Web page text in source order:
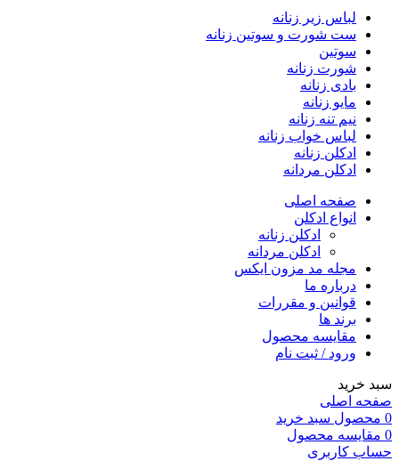
لباس زیر زنانه
ست شورت و سوتین زنانه
سوتین
شورت زنانه
بادی زنانه
مایو زنانه
نیم تنه زنانه
لباس خواب زنانه
ادکلن زنانه
ادکلن مردانه
صفحه اصلی
انواع ادکلن
ادکلن زنانه
ادکلن مردانه
مجله مد مزون ایکس
درباره ما
قوانین و مقررات
برند ها
مقایسه محصول
ورود / ثبت نام
اصلی
سبد خرید
محصول
کاربری